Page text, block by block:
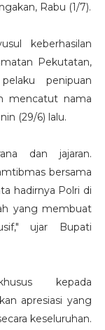
Rabu (1/7).
keberhasilan
Pekutatan,
penipuan
mencatut nama
(29/6) lalu.
dan jajaran.
bersama
hadirnya Polri di
yang membuat
ujar Bupati
kepada
apresiasi yang
keseluruhan.